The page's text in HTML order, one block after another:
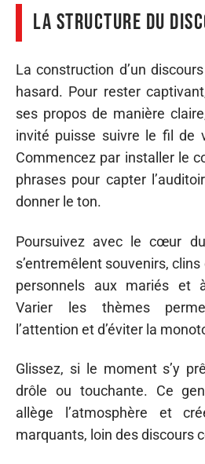
La structure du
La construction d’un
hasard. Pour rester
ses propos de manière
invité puisse suivre le fil de
Commencez par installer le
phrases pour capter
donner le ton.
Poursuivez avec le cœur
s’entremêlent souvenirs,
personnels aux mariés et
Varier les thèmes
l’attention et d’éviter la
Glissez, si le moment s’y
drôle ou touchante. Ce
allège l’atmosphère et
marquants, loin des discours